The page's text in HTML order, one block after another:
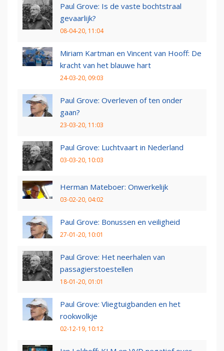
Paul Grove: Is de vaste bochtstraal
gevaarlijk?
08-04-20, 11:04
Miriam Kartman en Vincent van Hooff: De
kracht van het blauwe hart
24-03-20, 09:03
Paul Grove: Overleven of ten onder
gaan?
23-03-20, 11:03
Paul Grove: Luchtvaart in Nederland
03-03-20, 10:03
Herman Mateboer: Onwerkelijk
03-02-20, 04:02
Paul Grove: Bonussen en veiligheid
27-01-20, 10:01
Paul Grove: Het neerhalen van
passagierstoestellen
18-01-20, 01:01
Paul Grove: Vliegtuigbanden en het
rookwolkje
02-12-19, 10:12